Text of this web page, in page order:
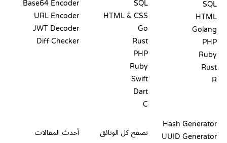
SQL
HTML
Golang
PHP
Ruby
Rust
R
SQL
HTML & CSS
Go
Rust
PHP
Ruby
Swift
Dart
C
Base64 Encoder
URL Encoder
JWT Decoder
Diff Checker
Hash Generator
UUID Generator
تصفح كل الوثائق
أحدث المقالات